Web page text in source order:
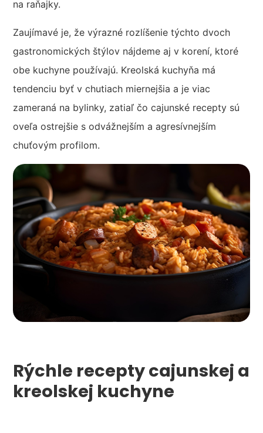
na raňajky.
Zaujímavé je, že výrazné rozlíšenie týchto dvoch
gastronomických štýlov nájdeme aj v korení, ktoré
obe kuchyne používajú. Kreolská kuchyňa má
tendenciu byť v chutiach miernejšia a je viac
zameraná na bylinky, zatiaľ čo cajunské recepty sú
oveľa ostrejšie s odvážnejším a agresívnejším
chuťovým profilom.
Rýchle recepty cajunskej a
kreolskej kuchyne